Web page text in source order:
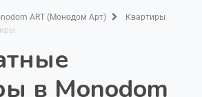
ART (Монодом Арт)
Квартиры
в Monodom